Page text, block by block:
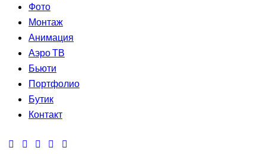
Фото
Монтаж
Анимация
Аэро ТВ
Бьюти
Портфолио
Бутик
Контакт